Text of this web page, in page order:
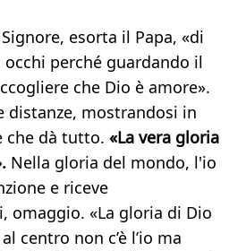
esorta il Papa, «di
perché guardando il
che Dio è amore».
distanze, mostrandosi in
che dà tutto. «La vera gloria
Nella gloria del mondo, l'io
e riceve
omaggio. «La gloria di Dio
centro non c’è l’io ma